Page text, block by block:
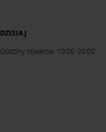
DZISIAJ
Godziny otwarcia: 10:00-20:00